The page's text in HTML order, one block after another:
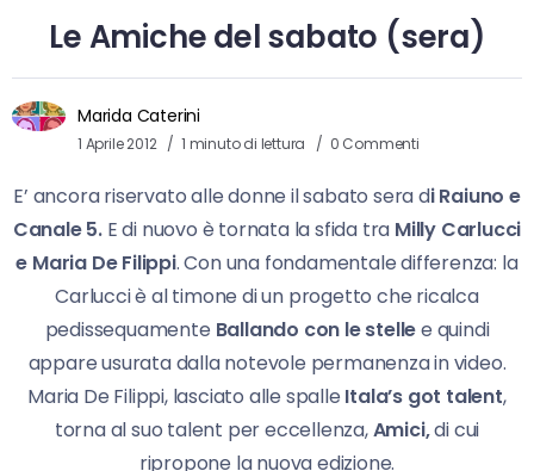
Le Amiche del sabato (sera)
Marida Caterini
1 Aprile 2012 1 minuto di lettura 0 Commenti
E’ ancora riservato alle donne il sabato sera di Raiuno e
Canale 5.E di nuovo è tornata la sfida tra Milly Carlucci
e Maria De Filippi. Con una fondamentale differenza: la
Carlucci è al timone di un progetto che ricalca
pedissequamente Ballando con le stellee quindi
appare usurata dalla notevole permanenza in video.
Maria De Filippi, lasciato alle spalle Itala’s got talent,
torna al suo talent per eccellenza,Amici,di cui
ripropone la nuova edizione.